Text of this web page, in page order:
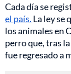
Cada día se
el país. La ley se
los animales en
perro que, tras
fue regresado a